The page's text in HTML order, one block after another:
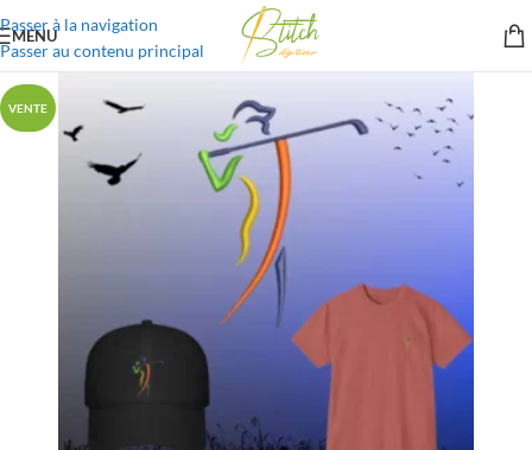
Passer à la navigation
Passer au contenu principal
MENU
VENTE